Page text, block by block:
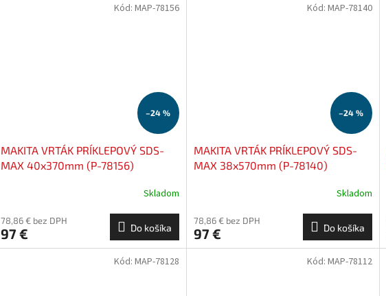
–24 %
MAKITA VRTÁK PRÍKLEPOVÝ SDS-
MAX 40x370mm (P-78156)
Skladom
78,86 € bez DPH
97 € Do košíka
Kód: MAP-78156
–24 %
MAKITA VRTÁK PRÍKLEPOVÝ SDS-
MAX 38x570mm (P-78140)
Skladom
78,86 € bez DPH
97 € Do košíka
Kód: MAP-78140
Kód: MAP-78128 Kód: MAP-78112